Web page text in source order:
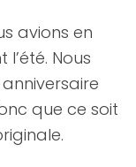
avions en
Nous
que ce soit